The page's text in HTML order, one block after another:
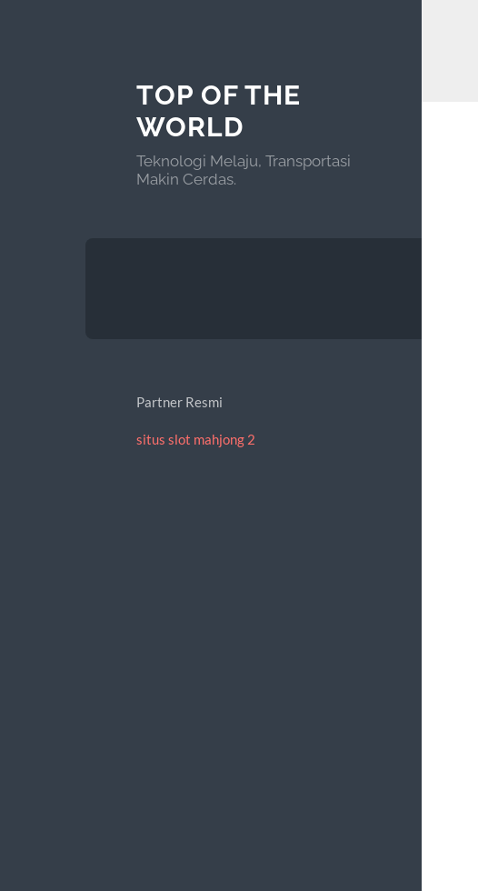
TOP OF THE
WORLD
Teknologi Melaju, Transportasi
Makin Cerdas.
Partner Resmi
situs slot mahjong 2